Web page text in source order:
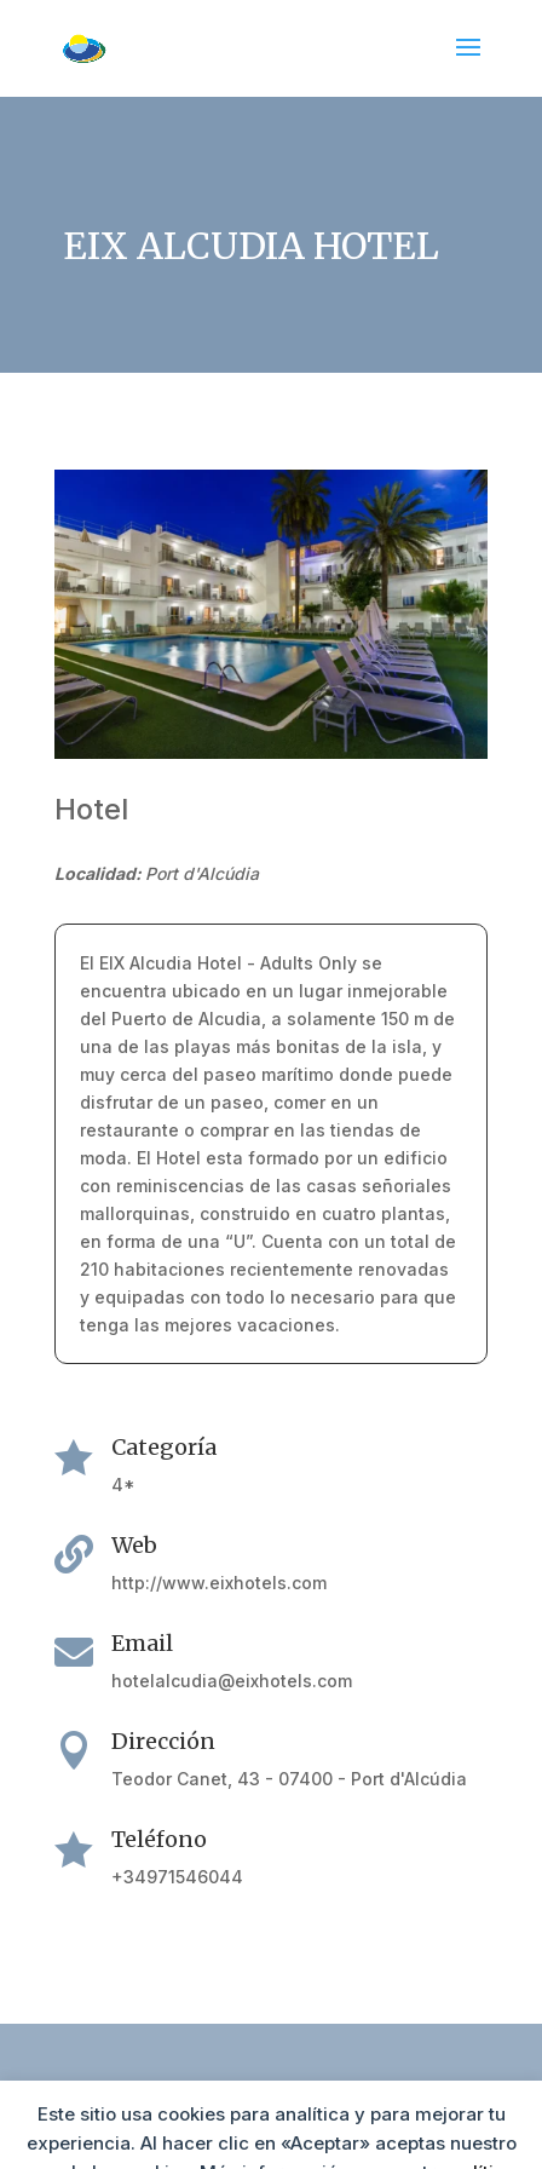
Este sitio usa cookies para analítica y para mejorar tu
experiencia. Al hacer clic en «Aceptar» aceptas nuestro
EIX ALCUDIA HOTEL
Hotel
Localidad: Port d'Alcúdia
El EIX Alcudia Hotel - Adults Only se
encuentra ubicado en un lugar inmejorable
del Puerto de Alcudia, a solamente 150 m de
una de las playas más bonitas de la isla, y
muy cerca del paseo marítimo donde puede
disfrutar de un paseo, comer en un
restaurante o comprar en las tiendas de
moda. El Hotel esta formado por un edificio
con reminiscencias de las casas señoriales
mallorquinas, construido en cuatro plantas,
en forma de una “U”. Cuenta con un total de
210 habitaciones recientemente renovadas
y equipadas con todo lo necesario para que
tenga las mejores vacaciones.
 Categoría
4*
 Web
http://www.eixhotels.com
 Email
hotelalcudia@eixhotels.com
 Dirección
Teodor Canet, 43 - 07400 - Port d'Alcúdia
 Teléfono
+34971546044
Política de cookies
Agrupación Hotelera de Alcúdia